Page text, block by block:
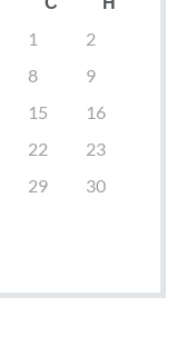
1
2
8
9
15
16
22
23
29
30